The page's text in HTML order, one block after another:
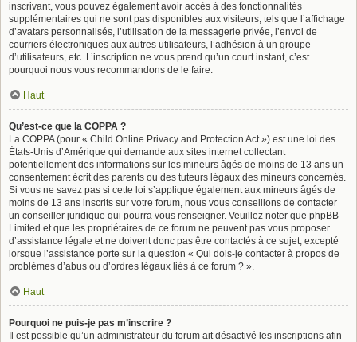
inscrivant, vous pouvez également avoir accès à des fonctionnalités
supplémentaires qui ne sont pas disponibles aux visiteurs, tels que l’affichage
d’avatars personnalisés, l’utilisation de la messagerie privée, l’envoi de
courriers électroniques aux autres utilisateurs, l’adhésion à un groupe
d’utilisateurs, etc. L’inscription ne vous prend qu’un court instant, c’est
pourquoi nous vous recommandons de le faire.
Haut
Qu’est-ce que la COPPA ?
La COPPA (pour « Child Online Privacy and Protection Act ») est une loi des
États-Unis d’Amérique qui demande aux sites internet collectant
potentiellement des informations sur les mineurs âgés de moins de 13 ans un
consentement écrit des parents ou des tuteurs légaux des mineurs concernés.
Si vous ne savez pas si cette loi s’applique également aux mineurs âgés de
moins de 13 ans inscrits sur votre forum, nous vous conseillons de contacter
un conseiller juridique qui pourra vous renseigner. Veuillez noter que phpBB
Limited et que les propriétaires de ce forum ne peuvent pas vous proposer
d’assistance légale et ne doivent donc pas être contactés à ce sujet, excepté
lorsque l’assistance porte sur la question « Qui dois-je contacter à propos de
problèmes d’abus ou d’ordres légaux liés à ce forum ? ».
Haut
Pourquoi ne puis-je pas m’inscrire ?
Il est possible qu’un administrateur du forum ait désactivé les inscriptions afin